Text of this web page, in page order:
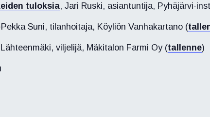
tuloksia, Jari Ruski, asiantuntija, Pyhäjärvi-
Suni, tilanhoitaja, Köyliön Vanhakartano (
viljelijä, Mäkitalon Farmi Oy (tallenne)